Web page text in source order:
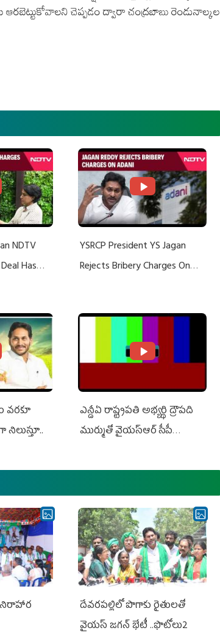
చెప్పడం ద్వారా చంద్రబాబు రెండునాల్కల
NDTV
Has
YSRCP President YS Jagan
Rejects Bribery Charges On
వరకూ
ఎన్డీఏ రాష్ట్ర‌ప‌తి అభ్య‌ర్థి ద్రౌప‌ది
ముర్ముతో వైయ‌స్ఆర్ సీపీ
ఎమ్మెల్యేలు, ఎంపీల స‌మావేశం
దేవరపల్లిలో పొగాకు రైతులతో
వైయస్ జగన్ భేటీ ..ఫొటోలు2